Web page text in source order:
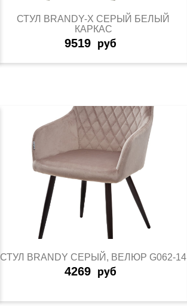
СТУЛ BRANDY-X СЕРЫЙ БЕЛЫЙ
КАРКАС
9519 руб
СТУЛ BRANDY СЕРЫЙ, ВЕЛЮР G062-14
4269 руб